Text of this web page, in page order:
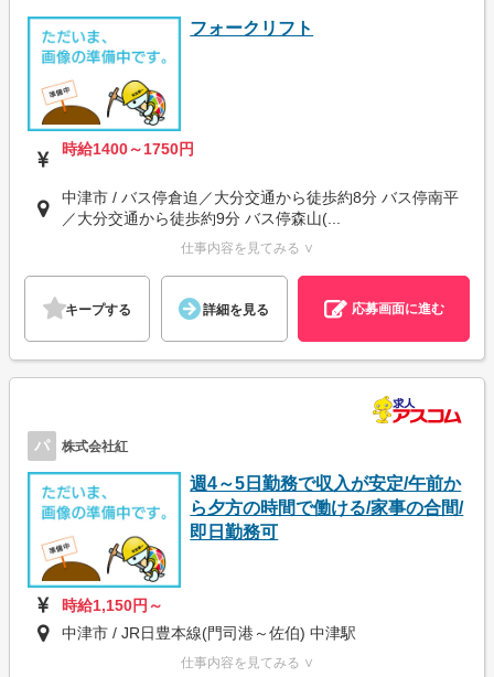
フォークリフト
時給1400～1750円
中津市 / バス停倉迫／大分交通から徒歩約8分 バス停南平
／大分交通から徒歩約9分 バス停森山(...
仕事内容を見てみる ∨
キープする 詳細を見る 応募画面に進む
パ 株式会社紅
週4～5日勤務で収入が安定/午前か
ら夕方の時間で働ける/家事の合間/
即日勤務可
時給1,150円～
中津市 / JR日豊本線(門司港～佐伯) 中津駅
仕事内容を見てみる ∨